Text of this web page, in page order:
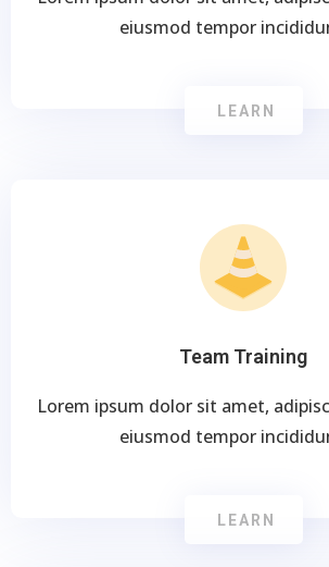
eiusmod tempor
LEARN
Team Training
Lorem ipsum dolor sit amet,
eiusmod tempor
LEARN